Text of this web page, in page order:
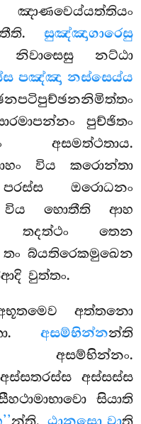
සුඤ්ඤාගාරෙසු
නට්ඨා
පඤ්ඤා නස්සෙය්ය
පුච්ඡිතං
අසමත්ථතාය.
විය කරොන්තා
ඔරොධනං
විය හොතීති ආහ
තදත්ථං තෙන
බ්යතිරෙකමුඛෙන
වුත්තං.
අත්තනො
අසම්භින්නන්ති
අසම්භින්නං.
අස්සස්ස
සියාති